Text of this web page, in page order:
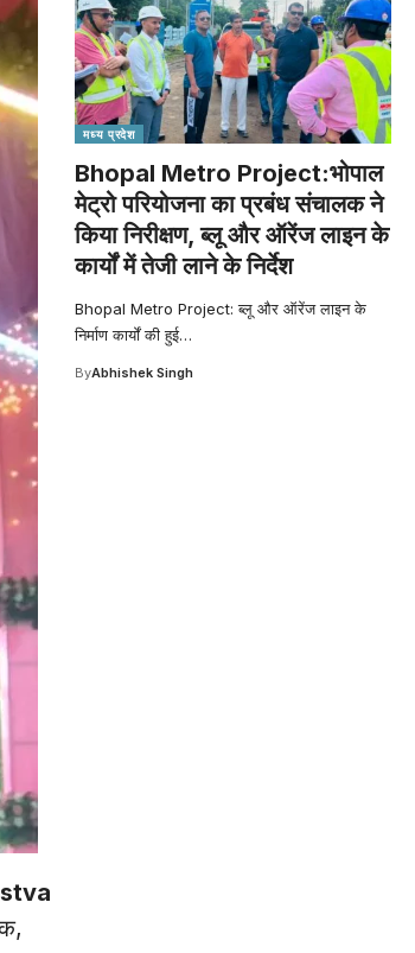
मध्य प्रदेश
Bhopal Metro Project:भोपाल
मेट्रो परियोजना का प्रबंध संचालक ने
किया निरीक्षण, ब्लू और ऑरेंज लाइन के
कार्यों में तेजी लाने के निर्देश
Bhopal Metro Project: ब्लू और ऑरेंज लाइन के
निर्माण कार्यों की हुई…
ByAbhishek Singh